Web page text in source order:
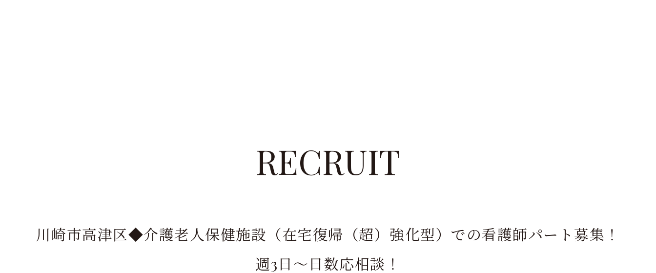
RECRUIT
川崎市高津区◆介護老人保健施設（在宅復帰（超）強化型）での看護師パート募集！
週3日〜日数応相談！